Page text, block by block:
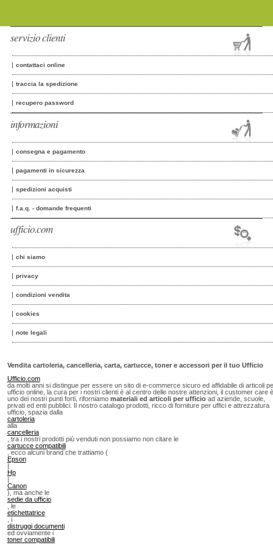
servizio clienti
contattaci online
traccia la spedizione
recupero password
informazioni
consegna e pagamento
pagamenti in sicurezza
spedizioni acquisti
f.a.q. - domande frequenti
ufficio.com
chi siamo
privacy
condizioni vendita
cookies
note legali
Vendita cartoleria, cancelleria, carta, cartucce, toner e accessori per il tuo Ufficio
Ufficio.com
da molti anni si distingue per essere un sito di e-commerce sicuro ed affidabile di articoli
ufficio online, la cura per i nostri clienti è al centro delle nostre attenzioni, il customer care è
uno dei nostri punti forti, riforniamo materiali ed articoli per ufficioad aziende, scuole,
privati ed enti pubblici. Il nostro catalogo prodotti, ricco di forniture per uffici e attrezzatura
ufficio, spazia dalla
cartoleria
alla
cancelleria
, tra i nostri prodotti più venduti non possiamo non citare le
cartucce compatibili
, ecco alcuni brand che trattiamo (
Epson
|
Hp
|
Canon
), ma anche le
sedie da ufficio
, le
etichettatrice
, i
distruggi documenti
ed ovviamente i
toner compatibili